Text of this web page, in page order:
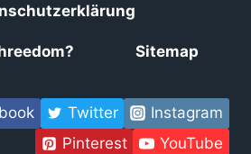
Sitemap
Twitter
Instagram
Pinterest
YouTube